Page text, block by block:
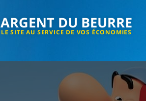
ARGENT DU BEURRE
LE SITE AU SERVICE DE VOS ÉCONOMIES